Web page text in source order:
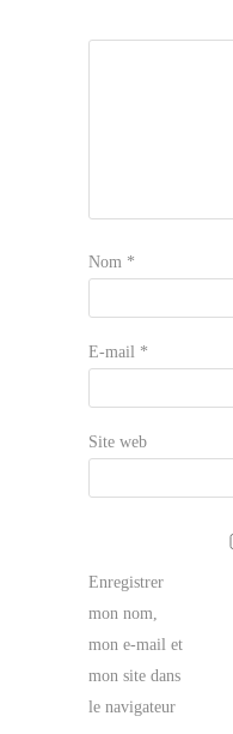
Nom *
E-mail *
Site web
Enregistrer
mon nom,
mon e-mail et
mon site dans
le navigateur